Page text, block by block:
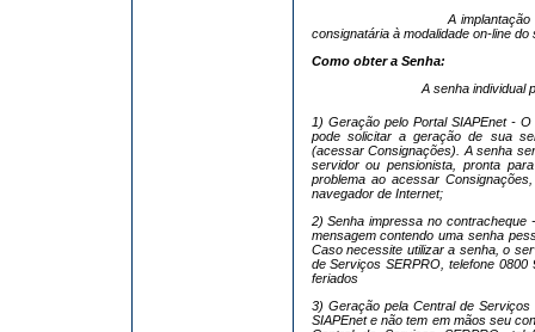
A
consignatária à modalidade on-line do
Como obter a Senha:
A senha individual
1) Geração pelo Portal SIAPEnet -
pode solicitar a geração de sua
(acessar Consignações). A senha
servidor ou pensionista, pronta
problema ao acessar
navegador de Internet;
2) Senha impressa no
mensagem contendo uma senha
Caso necessite utilizar a senha, o
de Serviços SERPRO, telefone
feriados
3) Geração pela Central de
SIAPEnet e não tem em mãos seu